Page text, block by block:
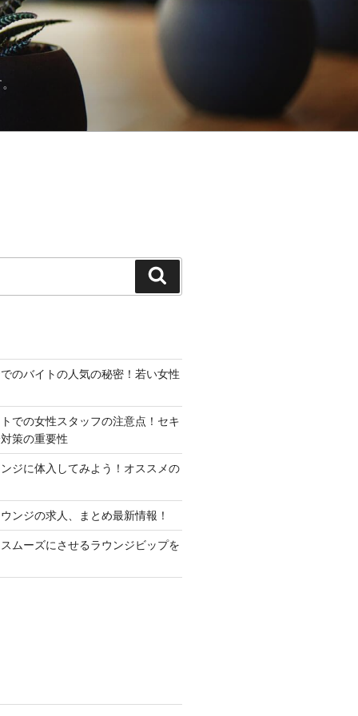
索
のバイトの人気の秘密！若い女性
での女性スタッフの注意点！セキ
策の重要性
ジに体入してみよう！オススメの
ンジの求人、まとめ最新情報！
ムーズにさせるラウンジビップを